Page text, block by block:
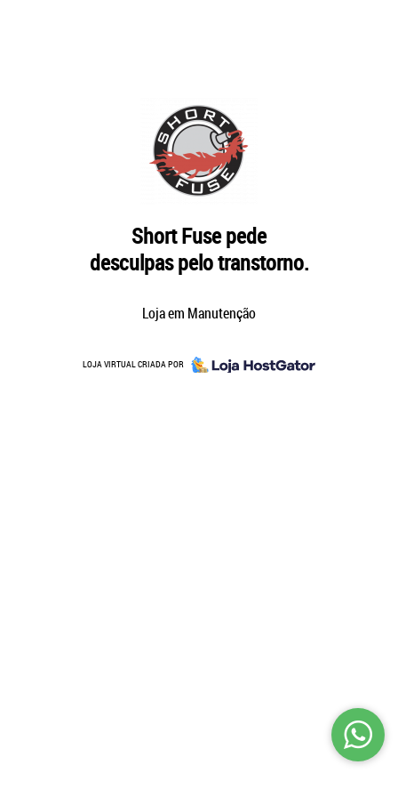
Short Fuse pede
desculpas pelo transtorno.
Loja em Manutenção
LOJA VIRTUAL CRIADA POR